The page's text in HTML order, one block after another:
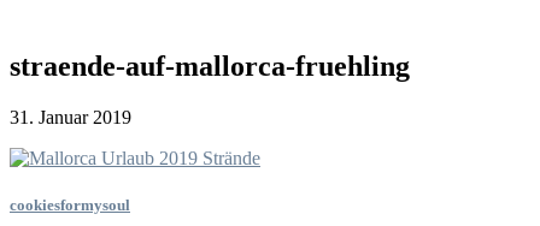
straende-auf-mallorca-fruehling
31. Januar 2019
cookiesformysoul